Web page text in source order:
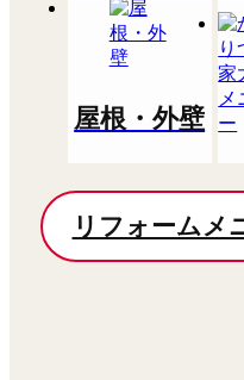
屋根・外壁
リフォームメ